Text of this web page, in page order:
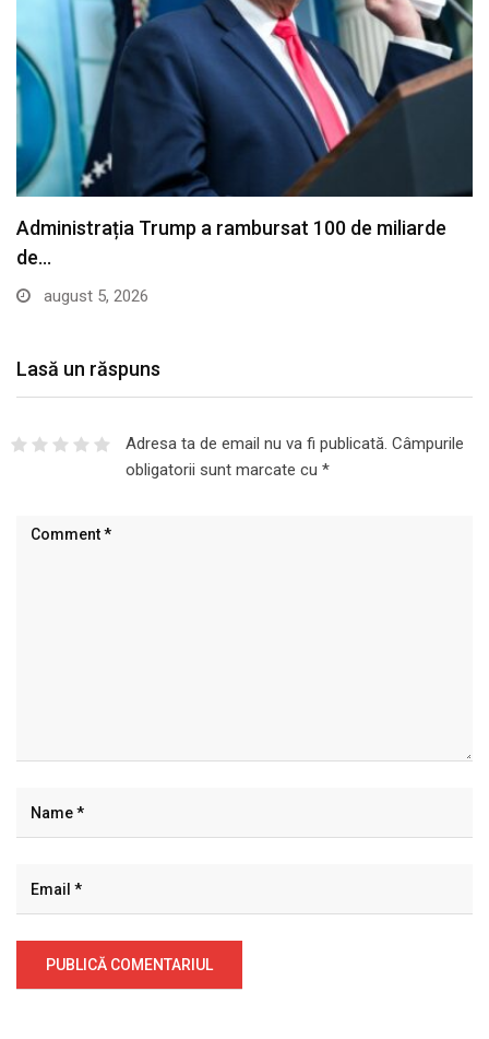
Lasă un răspuns
Adresa ta de email nu va fi publicată. Câmpurile
obligatorii sunt marcate cu *